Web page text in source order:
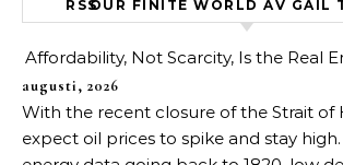
OUR FINITE WORLD AV GAIL
Affordability, Not Scarcity, Is the Real
augusti, 2026
With the recent closure of the Strait of
expect oil prices to spike and stay